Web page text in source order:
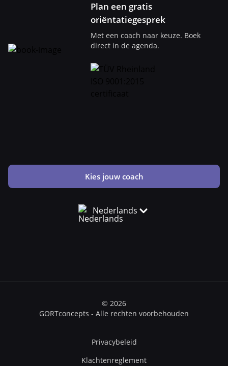
Plan een gratis
oriëntatiegesprek
Met een coach naar keuze. Boek
direct in de agenda.
Kies jouw coach
Nederlands
© 2026
GORTconcepts - Alle rechten voorbehouden
Privacybeleid
Klachtenreglement